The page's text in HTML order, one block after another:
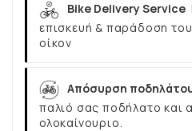
Bike Delivery Service
επισκευή & παράδοση
οίκον
Απόσυρση
παλιό σας ποδήλατο και
ολοκαίνουριο.